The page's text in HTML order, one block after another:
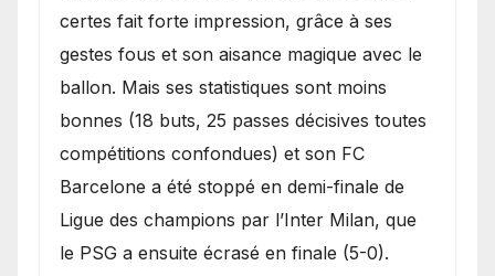
certes fait forte impression, grâce à ses
gestes fous et son aisance magique avec le
ballon. Mais ses statistiques sont moins
bonnes (18 buts, 25 passes décisives toutes
compétitions confondues) et son FC
Barcelone a été stoppé en demi-finale de
Ligue des champions par l’Inter Milan, que
le PSG a ensuite écrasé en finale (5-0).